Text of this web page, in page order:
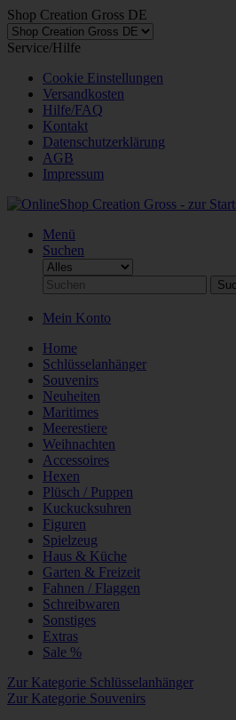
Shop Creation Gross DE
Service/Hilfe
Cookie Einstellungen
Versandkosten
Hilfe/FAQ
Kontakt
Datenschutzerklärung
AGB
Impressum
Menü
Suchen
Mein Konto
Home
Schlüsselanhänger
Souvenirs
Neuheiten
Maritimes
Meerestiere
Weihnachten
Accessoires
Hexen
Plüsch / Puppen
Kuckucksuhren
Figuren
Spielzeug
Haus & Küche
Garten & Freizeit
Fahnen / Flaggen
Schreibwaren
Sonstiges
Extras
Sale %
Zur Kategorie Schlüsselanhänger
Zur Kategorie Souvenirs